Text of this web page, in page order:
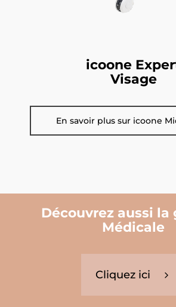
icoone
Visage
En savoir plus sur icoone
Découvrez aussi la
Médicale
Cliquez ici